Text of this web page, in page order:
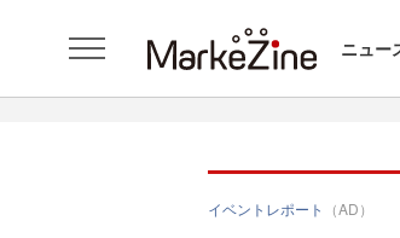
ニュー
イベントレポート （AD）